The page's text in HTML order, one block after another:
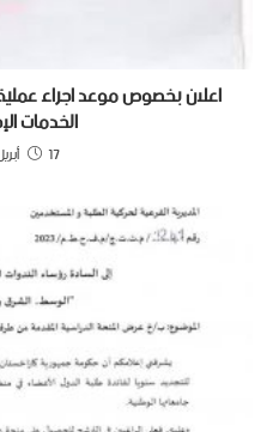
اعلان بخصوص موعد اجراء
الخدمات
17 أبريل 2024